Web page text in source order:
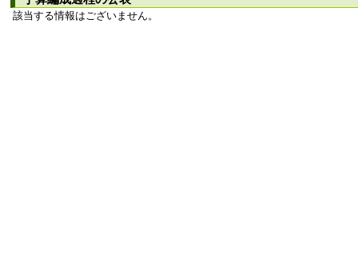
該当する情報はございません。